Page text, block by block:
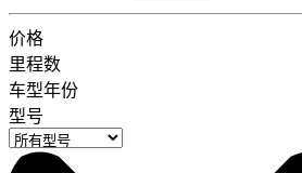
价格
里程数
车型年份
型号